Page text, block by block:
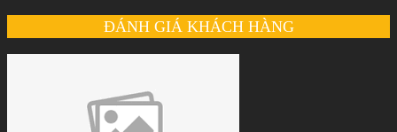
ĐÁNH GIÁ KHÁCH HÀNG